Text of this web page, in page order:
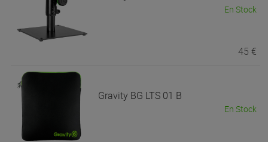
En Stock
45 €
Gravity BG LTS 01 B
En Stock